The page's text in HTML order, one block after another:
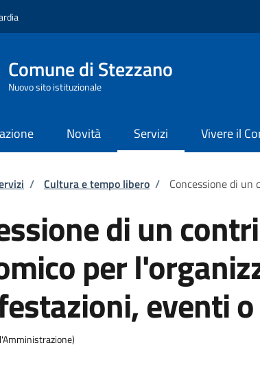
Comune di Stezzano
Nuovo sito istituzionale
Novità Servizi Vivere il
di pane
/ Cultura e tempo libero / Concessione di
di un
per
eventi